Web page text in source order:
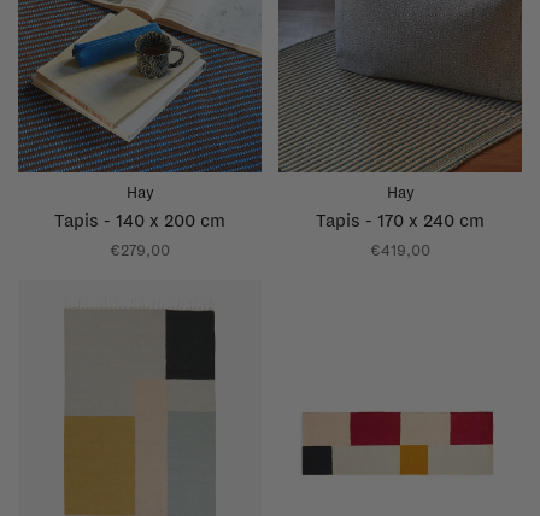
Hay
Tapis - 140 x 200 cm
€279,00
Hay
Tapis - 170 x 240 cm
€419,00